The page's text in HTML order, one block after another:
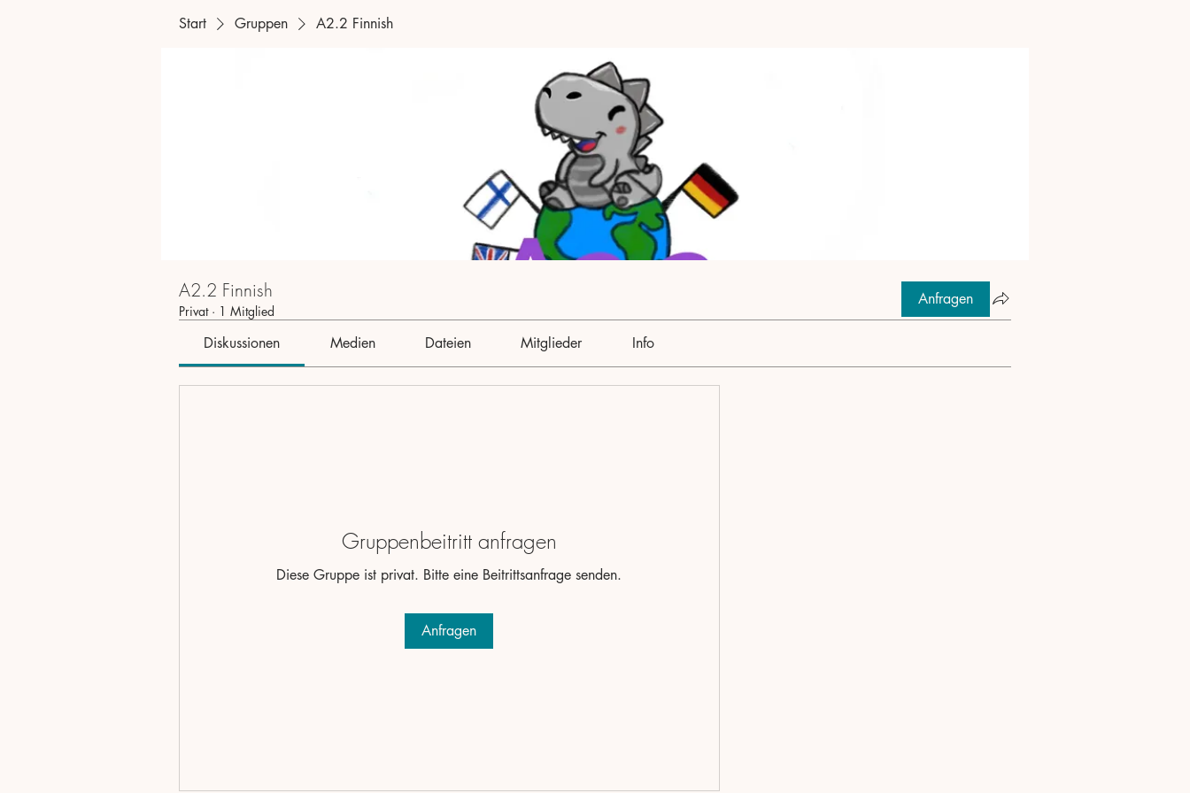
Start Gruppen A2.2 Finnish
A2.2 Finnish
Privat · 1 Mitglied
Anfragen
Diskussionen Medien Dateien Mitglieder Info
Gruppenbeitritt anfragen
Diese Gruppe ist privat. Bitte eine Beitrittsanfrage senden.
Anfragen